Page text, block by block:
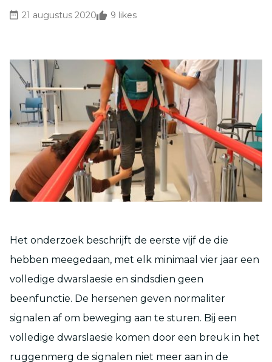
21 augustus 2020
9 likes
Het onderzoek beschrijft de eerste vijf de die
hebben meegedaan, met elk minimaal vier jaar een
volledige dwarslaesie en sindsdien geen
beenfunctie. De hersenen geven normaliter
signalen af om beweging aan te sturen. Bij een
volledige dwarslaesie komen door een breuk in het
ruggenmerg de signalen niet meer aan in de